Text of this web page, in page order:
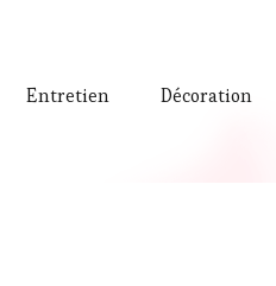
Entretien Décoration